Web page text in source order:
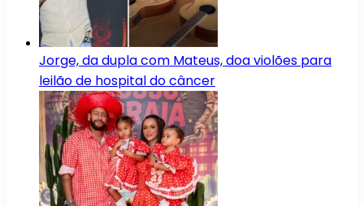
Jorge, da dupla com Mateus, doa violões para
leilão de hospital do câncer